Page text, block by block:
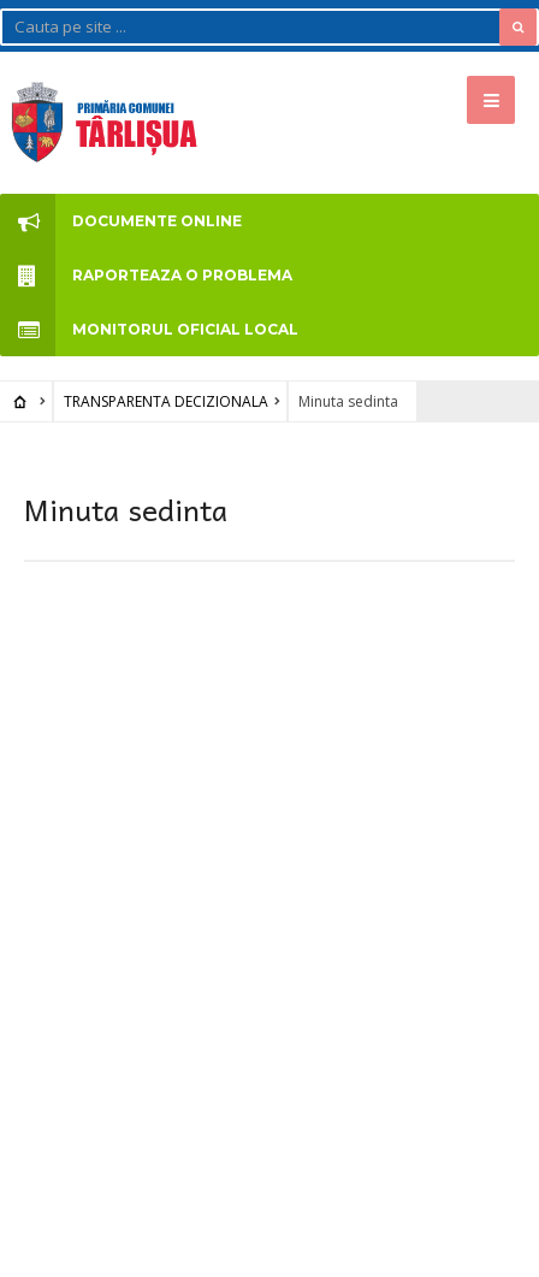
DOCUMENTE ONLINE
RAPORTEAZA O PROBLEMA
MONITORUL OFICIAL LOCAL
TRANSPARENTA DECIZIONALA Minuta sedinta
Minuta sedinta